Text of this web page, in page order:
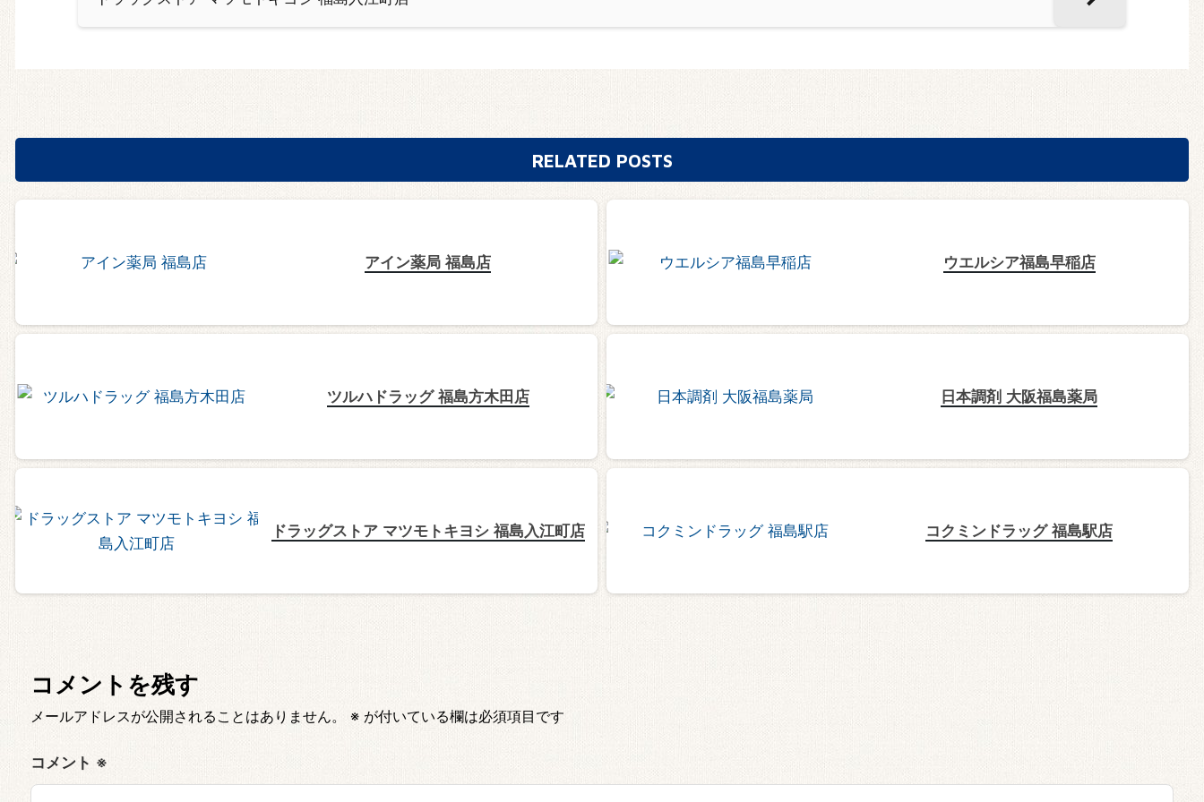
RELATED POSTS
アイン薬局 福島店 ウエルシア福島早稲店
ツルハドラッグ 福島方木田店 日本調剤 大阪福島薬局
ドラッグストア マツモトキヨシ 福島入江町店 コクミンドラッグ 福島駅店
コメントを残す
メールアドレスが公開されることはありません。 ※ が付いている欄は必須項目です
コメント ※